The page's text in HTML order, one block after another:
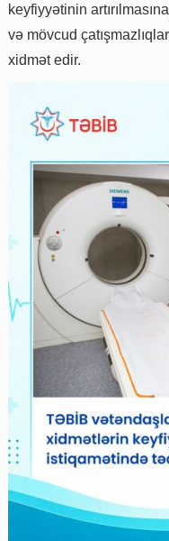
keyfiyyətinin
və mövcud
xidmət edir.